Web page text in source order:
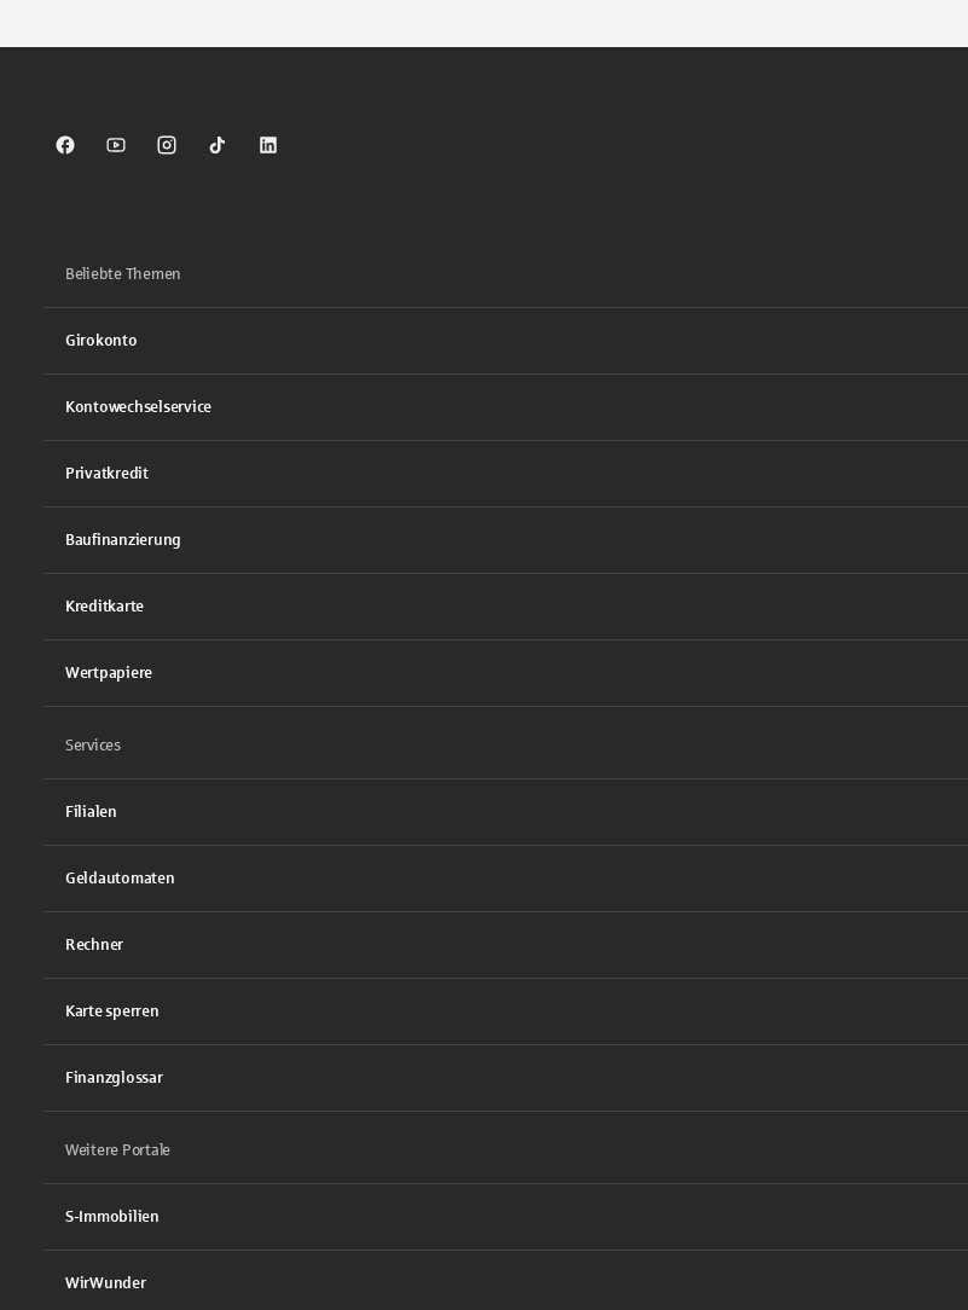
Sparkasse auf Facebook
Sparkasse auf Youtube
Sparkasse auf Instagram
Sparkasse auf TikTok
Sparkasse auf LinkedIn
Beliebte Themen
Girokonto
Kontowechselservice
Privatkredit
Baufinanzierung
Kreditkarte
Wertpapiere
Services
Filialen
Geldautomaten
Rechner
Karte sperren
Finanzglossar
Weitere Portale
S-Immobilien
WirWunder